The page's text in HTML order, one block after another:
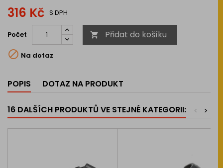
316 Kč S DPH
Počet  Přidat do košíku
 Na dotaz
POPIS DOTAZ NA PRODUKT
16 DALŠÍCH PRODUKTŮ VE STEJNÉ KATEGORII: >
<